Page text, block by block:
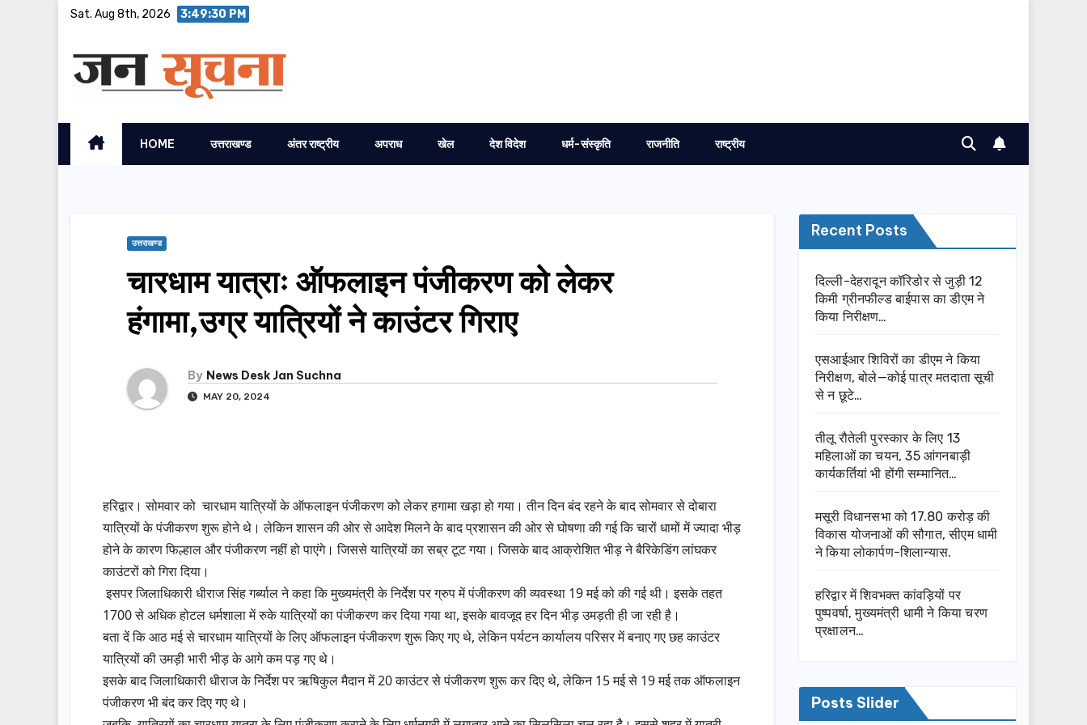
Sat. Aug 8th, 2026 3:49:31 PM
HOME उत्तराखण्ड अंतर राष्ट्रीय अपराध खेल देश विदेश धर्म-संस्कृति राजनीति राष्ट्रीय
उत्तराखण्ड
चारधाम यात्राः ऑफलाइन पंजीकरण को लेकर
हंगामा,उग्र यात्रियों ने काउंटर गिराए
By News Desk Jan Suchna
MAY 20, 2024
हरिद्वार। सोमवार को चारधाम यात्रियों के ऑफलाइन पंजीकरण को लेकर हगामा खड़ा हो गया। तीन दिन बंद रहने के बाद सोमवार से दोबारा
यात्रियों के पंजीकरण शुरू होने थे। लेकिन शासन की ओर से आदेश मिलने के बाद प्रशासन की ओर से घोषणा की गई कि चारों धामों में ज्यादा भीड़
होने के कारण फिल्हाल और पंजीकरण नहीं हो पाएंगे। जिससे यात्रियों का सब्र टूट गया। जिसके बाद आक्रोशित भीड़ ने बैरिकेडिंग लांघकर
काउंटरों को गिरा दिया।
इसपर जिलाधिकारी धीराज सिंह गर्ब्याल ने कहा कि मुख्यमंत्री के निर्देश पर ग्रुप में पंजीकरण की व्यवस्था 19 मई को की गई थी। इसके तहत
1700 से अधिक होटल धर्मशाला में रुके यात्रियों का पंजीकरण कर दिया गया था, इसके बावजूद हर दिन भीड़ उमड़ती ही जा रही है।
बता दें कि आठ मई से चारधाम यात्रियों के लिए ऑफलाइन पंजीकरण शुरू किए गए थे, लेकिन पर्यटन कार्यालय परिसर में बनाए गए छह काउंटर
यात्रियों की उमड़ी भारी भीड़ के आगे कम पड़ गए थे।
इसके बाद जिलाधिकारी धीराज के निर्देश पर ऋषिकुल मैदान में 20 काउंटर से पंजीकरण शुरू कर दिए थे, लेकिन 15 मई से 19 मई तक ऑफलाइन
पंजीकरण भी बंद कर दिए गए थे।
Recent Posts
दिल्ली-देहरादून कॉरिडोर से जुड़ी 12
किमी ग्रीनफील्ड बाईपास का डीएम ने
किया निरीक्षण…
एसआईआर शिविरों का डीएम ने किया
निरीक्षण, बोले—कोई पात्र मतदाता सूची
से न छूटे…
तीलू रौतेली पुरस्कार के लिए 13
महिलाओं का चयन, 35 आंगनबाड़ी
कार्यकर्तियां भी होंगी सम्मानित…
मसूरी विधानसभा को 17.80 करोड़ की
विकास योजनाओं की सौगात, सीएम धामी
ने किया लोकार्पण-शिलान्यास.
हरिद्वार में शिवभक्त कांवड़ियों पर
पुष्पवर्षा, मुख्यमंत्री धामी ने किया चरण
प्रक्षालन…
Posts Slider